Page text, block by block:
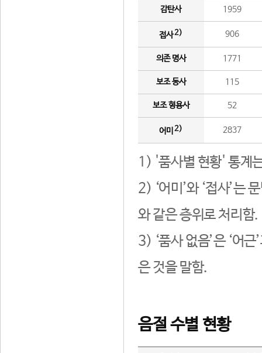
감탄사 1959
접사2) 906
의존 명사 1771
보조 동사 115
보조 형용사 52
어미 2) 2837
1) '품사별 현황' 통계
2) ‘어미’와 ‘접사’는
와 같은 층위로 처리함.
3) ‘품사 없음’은 ‘어
은 것을 말함.
음절 수별 현황